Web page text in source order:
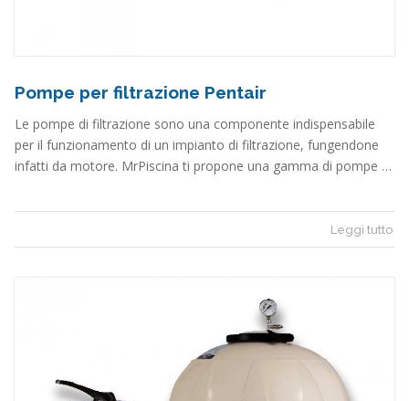
Pompe per filtrazione Pentair
Le pompe di filtrazione sono una componente indispensabile
per il funzionamento di un impianto di filtrazione, fungendone
infatti da motore. MrPiscina ti propone una gamma di pompe …
Leggi tutto